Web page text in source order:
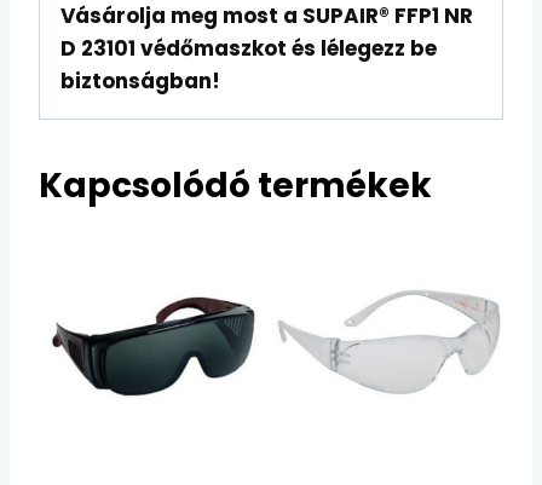
Vásárolja meg most a SUPAIR® FFP1 NR
D 23101 védőmaszkot és lélegezz be
biztonságban!
Kapcsolódó termékek